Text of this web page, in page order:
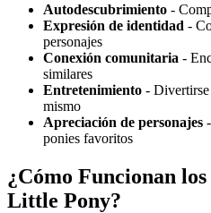
Autodescubrimiento -
Expresión de identidad -
personajes
Conexión comunitaria -
similares
Entretenimiento - Divertirse
mismo
Apreciación de personajes
ponies favoritos
¿Cómo Funcionan
Little Pony?